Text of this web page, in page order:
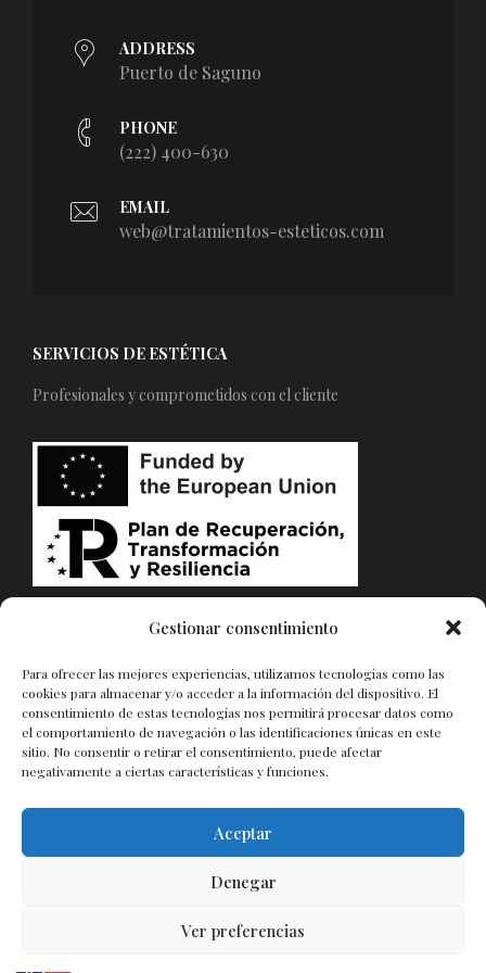
Gestionar consentimiento
Para ofrecer las mejores experiencias, utilizamos tecnologías como las
cookies para almacenar y/o acceder a la información del dispositivo. El
consentimiento de estas tecnologías nos permitirá procesar datos como
el comportamiento de navegación o las identificaciones únicas en este
sitio. No consentir o retirar el consentimiento, puede afectar
negativamente a ciertas características y funciones.
Aceptar
Denegar
Ver preferencias
ADDRESS
Puerto de Saguno
PHONE
(222) 400-630
EMAIL
web@tratamientos-esteticos.com
SERVICIOS DE ESTÉTICA
Profesionales y comprometidos con el cliente
PROYECTO WEB FINANCIADO POR LA UNIÓN
ADDITIONAL LINKS
Política de Privacidad